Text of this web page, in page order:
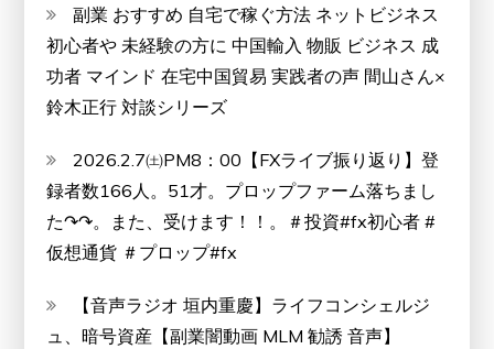
う
な
の？
底
解
説】
副業 おすすめ 自宅で稼ぐ方法 ネットビジネス
初心者や 未経験の方に 中国輸入 物販 ビジネス 成
功者 マインド 在宅中国貿易 実践者の声 間山さん×
鈴木正行 対談シリーズ
2026.2.7㈯PM8：00【FXライブ振り返り】登
録者数166人。51才。プロップファーム落ちまし
た↷↷。また、受けます！！。＃投資#fx初心者 #
仮想通貨 ＃プロップ#fx
【音声ラジオ 垣内重慶】ライフコンシェルジ
ュ、暗号資産【副業闇動画 MLM 勧誘 音声】